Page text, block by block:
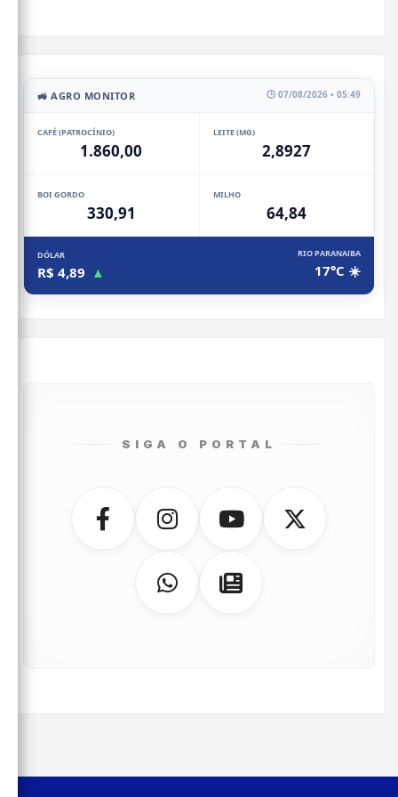
🚜 AGRO MONITOR 🕒 07/08/2026 • 05:49
CAFÉ (PATROCÍNIO)
1.860,00
LEITE (MG)
2,8927
BOI GORDO
330,91
MILHO
64,84
DÓLAR
R$ 4,89 ▲
RIO PARANAíBA
17°C ☀️
SIGA O PORTAL